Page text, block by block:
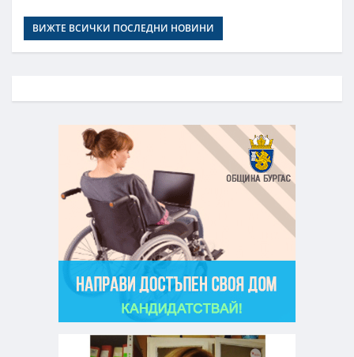
ВИЖТЕ ВСИЧКИ ПОСЛЕДНИ НОВИНИ